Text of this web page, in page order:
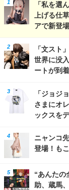
「私を選
上げる仕
アで新登場
「文スト
世界に没
ートが到着
「ジョジ
さまにオ
ックスを
ニャンコ
登場！も
“あんた
助、蔵馬